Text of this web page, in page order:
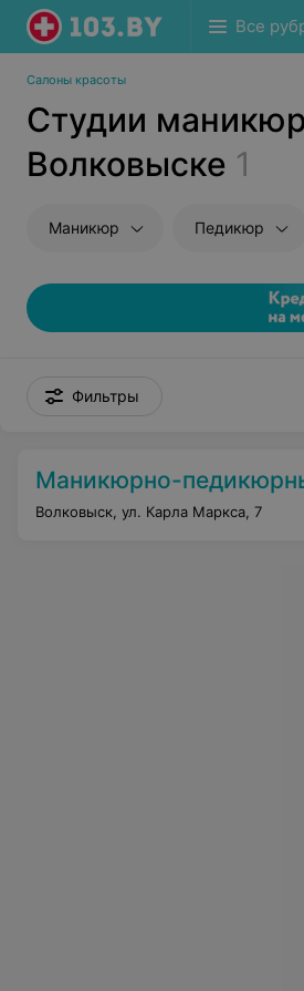
Все
Салоны красоты
Студии
Волковыске 1
Маникюр Педикюр
Фильтры
Маникюрно-
Волковыск, ул. Карла Маркса, 7